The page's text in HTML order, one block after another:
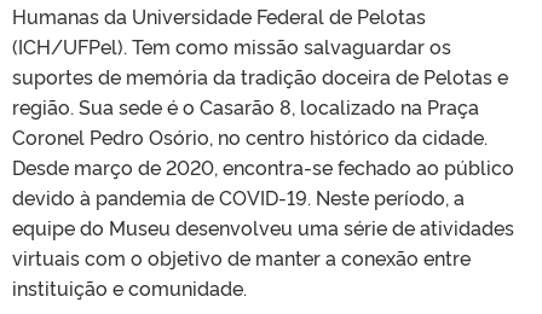
Humanas da Universidade Federal de Pelotas
(ICH/UFPel). Tem como missão salvaguardar os
suportes de memória da tradição doceira de Pelotas e
região. Sua sede é o Casarão 8, localizado na Praça
Coronel Pedro Osório, no centro histórico da cidade.
Desde março de 2020, encontra-se fechado ao público
devido à pandemia de COVID-19. Neste período, a
equipe do Museu desenvolveu uma série de atividades
virtuais com o objetivo de manter a conexão entre
instituição e comunidade.